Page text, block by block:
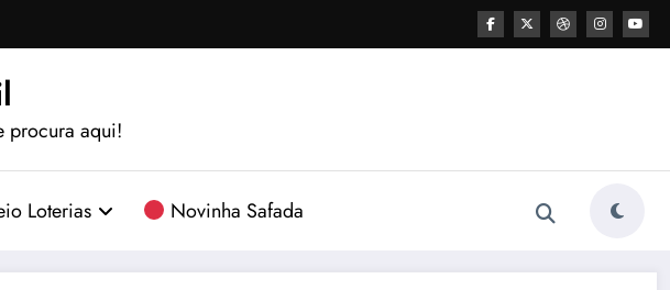
procura aqui!
Loterias Novinha Safada